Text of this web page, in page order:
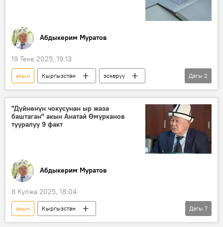
Абдыкерим Муратов
19 Теке 2025, 19:13
акын Кыргызстан
эскерүү
жазуучу
чыгарма
Дагы 2
"Дүйнөнүн чокусунан ыр жаза
баштаган" акын Анатай Өмүрканов
тууралуу 9 факт
Абдыкерим Муратов
8 Кулжа 2025, 18:04
акын
Кыргызстан
Кыргыздын көркөм өнөрү, белгилүү инсандары жөнүндө фактылар
Дагы 7